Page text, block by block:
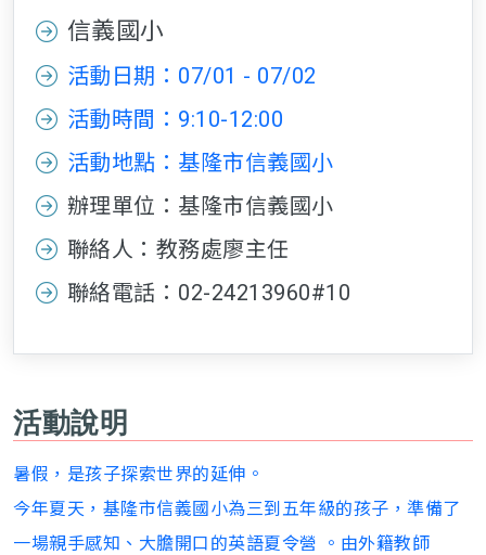
信義國小
活動日期：07/01 - 07/02
活動時間：9:10-12:00
活動地點：基隆市信義國小
辦理單位：基隆市信義國小
聯絡人：教務處廖主任
聯絡電話：02-24213960#10
活動說明
暑假，是孩子探索世界的延伸。
今年夏天，基隆市信義國小為三到五年級的孩子，準備了
一場親手感知、大膽開口的英語夏令營 。由外籍教師